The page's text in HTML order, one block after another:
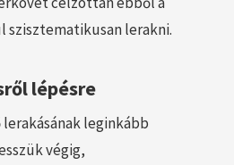
szisztematikusan lerakni.
lépésre
leginkább
végig,